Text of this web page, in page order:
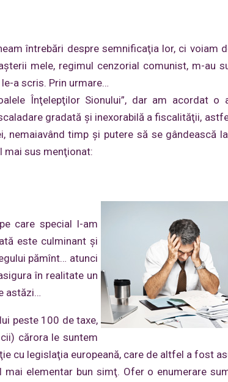
întrebări despre semnificaţia lor, ci voiam
mele, regimul cenzorial comunist, m-au
a scris. Prin urmare…
Înţelepţilor Sionului”, dar am acordat o
gradată şi inexorabilă a fiscalităţii,
nemaiavând timp şi putere să se gândească
mai sus menţionat:
care special l-am
este culminant şi
pămînt… atunci
în realitate un
astăzi…
peste 100 de taxe,
cărora le suntem
cu legislaţia europeană, care de altfel a fost
elementar bun simţ. Ofer o enumerare